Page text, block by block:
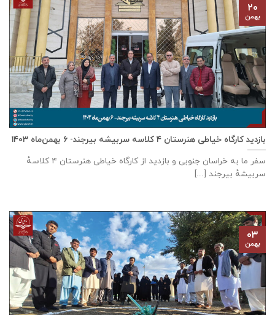
بازدید کارگاه خیاطی هنرستان ۴ کلاسه سربیشه بیرجند- ۶ بهمن‌ماه ۱۴۰۳
سفر ما به خراسان جنوبی و بازدید از کارگاه خیاطی هنرستان ۴ کلاسهٔ
سربیشهٔ بیرجند [...]
۲۰
بهمن
۰۳
بهمن